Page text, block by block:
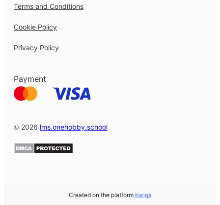
Terms and Conditions
Cookie Policy
Privacy Policy
Payment
© 2026 lms.onehobby.school
Created on the platform Kwiga